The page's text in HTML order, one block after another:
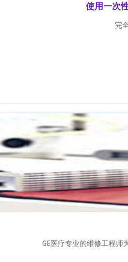
使用一次
完
GE医疗专业的维修工程